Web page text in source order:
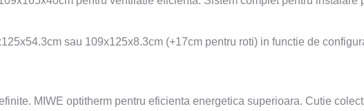
sau 109x125x8.3cm (+17cm pentru roti) in functie de
MIWE optitherm pentru eficienta energetica superioara. Cutie